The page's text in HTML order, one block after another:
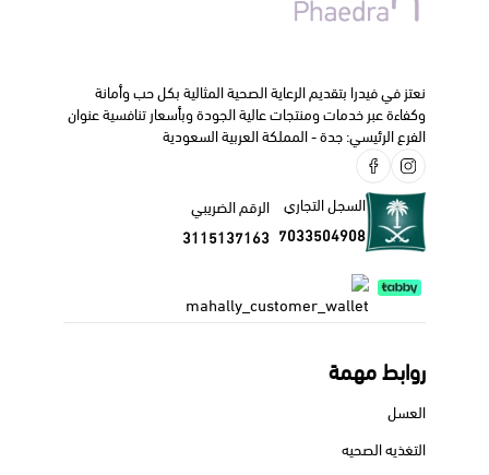
نعتز في فيدرا بتقديم الرعاية الصحية المثالية بكل حب وأمانة
وكفاءة عبر خدمات ومنتجات عالية الجودة وبأسعار تنافسية عنوان
الفرع الرئيسي: جدة - المملكة العربية السعودية
السجل التجاري
7033504908
الرقم الضريبي
3115137163
روابط مهمة
العسل
التغذيه الصحيه